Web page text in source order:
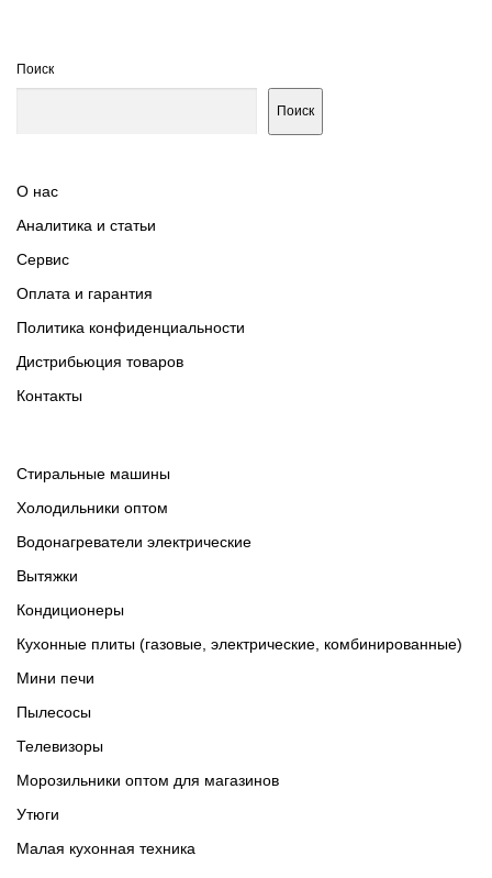
Поиск
Поиск
О нас
Аналитика и статьи
Сервис
Оплата и гарантия
Политика конфиденциальности
Дистрибьюция товаров
Контакты
Cтиральные машины
Холодильники оптом
Водонагреватели электрические
Вытяжки
Кондиционеры
Кухонные плиты (газовые, электрические, комбинированные)
Мини печи
Пылесосы
Телевизоры
Морозильники оптом для магазинов
Утюги
Малая кухонная техника